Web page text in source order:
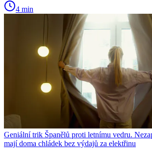
4 min
Geniální trik Španělů proti letnímu vedru.
mají doma chládek bez výdajů za elektřinu